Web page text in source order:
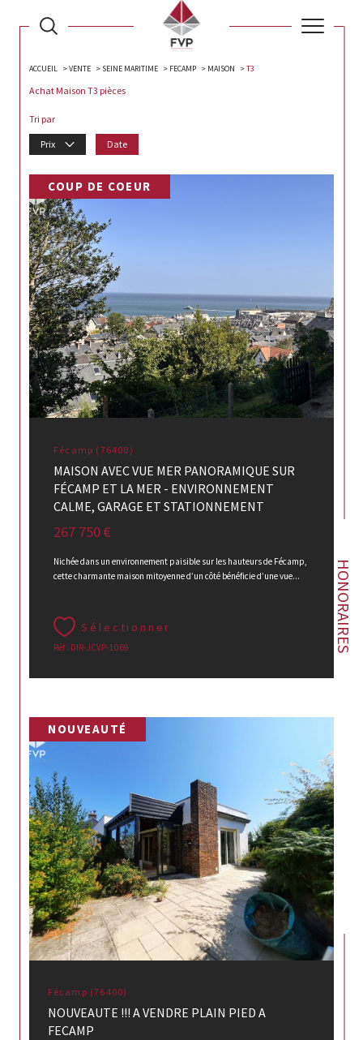
HONORAIRES
ACCUEIL VENTE SEINE MARITIME FECAMP MAISON T3
Achat Maison T3 pièces
Tri par
Prix Date
Fécamp (76400)
MAISON AVEC VUE MER PANORAMIQUE SUR
FÉCAMP ET LA MER - ENVIRONNEMENT
CALME, GARAGE ET STATIONNEMENT
267 750 €
Nichée dans un environnement paisible sur les hauteurs de Fécamp,
cette charmante maison mitoyenne d’un côté bénéficie d’une vue...
Sélectionner
Réf : DIR-JCVP-1069
COUP DE COEUR
Fécamp (76400)
NOUVEAUTE !!! A VENDRE PLAIN PIED A
FECAMP
NOUVEAUTÉ